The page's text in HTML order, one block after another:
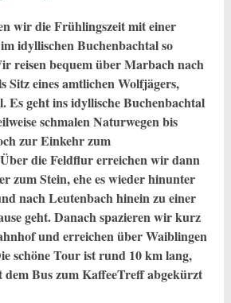
wir die Frühlingszeit mit einer
idyllischen Buchenbachtal so
reisen bequem über Marbach nach
Sitz eines amtlichen Wolfjägers,
Es geht ins idyllische Buchenbachtal
schmalen Naturwegen bis
zur Einkehr zum
die Feldflur erreichen wir dann
zum Stein, ehe es wieder hinunter
nach Leutenbach hinein zu einer
geht. Danach spazieren wir kurz
und erreichen über Waiblingen
schöne Tour ist rund 10 km lang,
Bus zum KaffeeTreff abgekürzt